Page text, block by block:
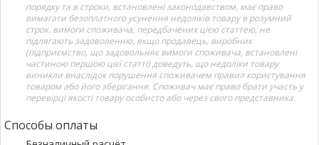
порядку та в строки, встановлені законодавством, має право
вимагати безоплатного усунення недоліків товару в розумний
строк. вимоги споживача, передбачених цією статтею, не
підлягають задоволенню, якщо продавець, виробник
(підприємство, що задовольняє вимоги споживача, встановлені
частиною першою цієї статті) доведуть, що недоліки товару
виникли внаслідок порушення споживачем правил користування
товаром або його зберігання. Споживач має право брати участь у
перевірці якості товару особисто або через свого представника.
Способы оплаты